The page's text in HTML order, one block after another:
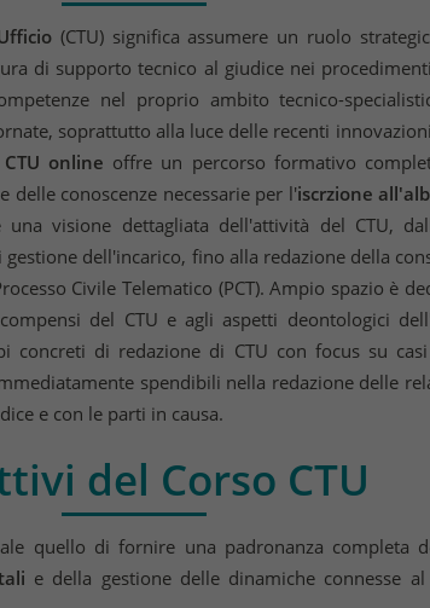
(CTU) significa assumere un ruolo
di supporto tecnico al giudice nei
nel proprio ambito tecnico-
soprattutto alla luce delle recenti
online offre un percorso formativo
conoscenze necessarie per l'iscrzione
una visione dettagliata dell'attività del CTU,
dell'incarico, fino alla redazione della
Civile Telematico (PCT). Ampio spazio è
del CTU e agli aspetti deontologici
concreti di redazione di CTU con focus su
spendibili nella redazione delle
e con le parti in causa.
del Corso CTU
quello di fornire una padronanza completa
e della gestione delle dinamiche connesse al